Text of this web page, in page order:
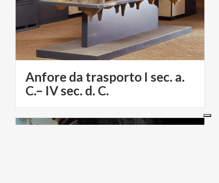
Anfore da trasporto I sec. a.
C.– IV sec. d. C.